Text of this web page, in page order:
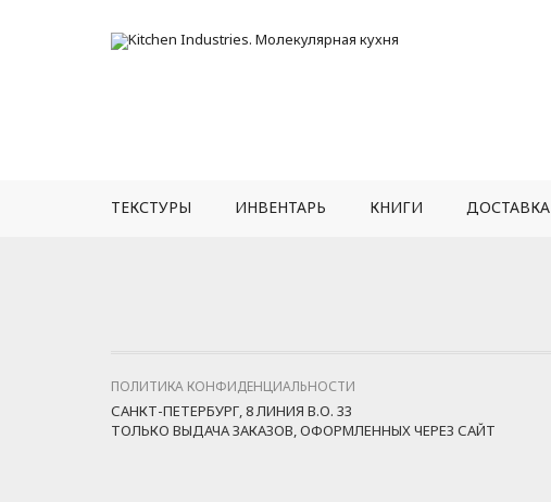
ТЕКСТУРЫ ИНВЕНТАРЬ КНИГИ ДОСТАВКА
ПОЛИТИКА КОНФИДЕНЦИАЛЬНОСТИ
САНКТ-ПЕТЕРБУРГ, 8 ЛИНИЯ В.О. 33
ТОЛЬКО ВЫДАЧА ЗАКАЗОВ, ОФОРМЛЕННЫХ ЧЕРЕЗ САЙТ